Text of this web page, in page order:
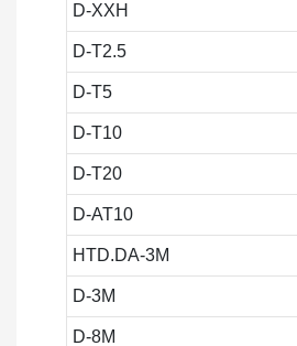
D-XXH
D-T2.5
D-T5
D-T10
D-T20
D-AT10
HTD.DA-3M
D-3M
D-8M